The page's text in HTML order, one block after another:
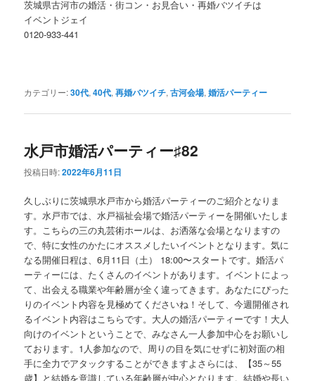
茨城県古河市の婚活・街コン・お見合い・再婚バツイチは
イベントジェイ
0120-933-441
カテゴリー:30代,40代,再婚バツイチ,古河会場,婚活パーティー
水戸市婚活パーティー♯82
投稿日時:2022年6月11日
久しぶりに茨城県水戸市から婚活パーティーのご紹介となりま
す。水戸市では、水戸福祉会場で婚活パーティーを開催いたしま
す。こちらの三の丸芸術ホールは、お洒落な会場となりますの
で、特に女性のかたにオススメしたいイベントとなります。気に
なる開催日程は、6月11日（土） 18:00〜スタートです。婚活パ
ーティーには、たくさんのイベントがあります。イベントによっ
て、出会える職業や年齢層が全く違ってきます。あなたにぴった
りのイベント内容を見極めてくださいね！そして、今週開催され
るイベント内容はこちらです。大人の婚活パーティーです！大人
向けのイベントということで、みなさん一人参加中心をお願いし
ております。1人参加なので、周りの目を気にせずに初対面の相
手に全力でアタックすることができますよさらには、【35～55
歳】と結婚を意識している年齢層が中心となります。結婚や長い